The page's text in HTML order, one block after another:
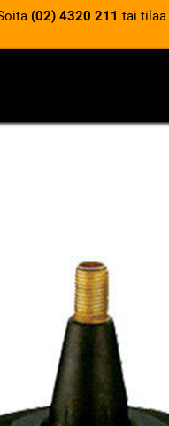
(02) 4320 211 tai tilaa